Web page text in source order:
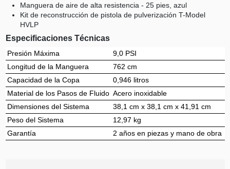
Manguera de aire de alta resistencia - 25 pies, azul
Kit de reconstrucción de pistola de pulverización T-Model
HVLP
Especificaciones Técnicas
Presión Máxima
9,0 PSI
Longitud de la Manguera
762 cm
Capacidad de la Copa
0,946 litros
Material de los Pasos de Fluido Acero inoxidable
Dimensiones del Sistema
38,1 cm x 38,1 cm x 41,91 cm
Peso del Sistema
12,97 kg
Garantía
2 años en piezas y mano de obra